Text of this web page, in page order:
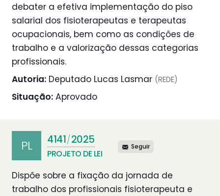
debater a efetiva implementação do piso
salarial dos fisioterapeutas e terapeutas
ocupacionais, bem como as condições de
trabalho e a valorização dessas categorias
profissionais.
Autoria: Deputado Lucas Lasmar (REDE)
Situação: Aprovado
PL 4141/2025
PROJETO DE LEI
Seguir
Dispõe sobre a fixação da jornada de
trabalho dos profissionais fisioterapeuta e